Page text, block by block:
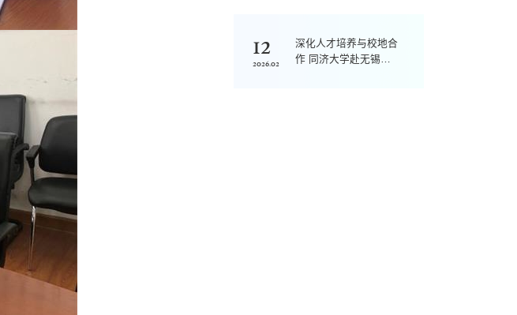
12
2026.02
深化人才培养与校地合
作 同济大学赴无锡开